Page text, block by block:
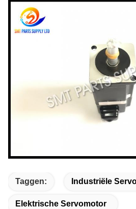
Taggen: Industriële
Elektrische Servomotor